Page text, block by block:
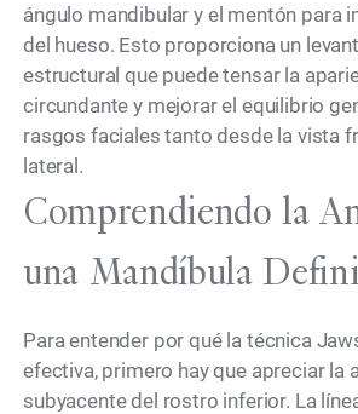
ángulo mandibular y el mentón para
del hueso. Esto proporciona un
estructural que puede tensar la
circundante y mejorar el equilibrio
rasgos faciales tanto desde la vista
lateral.
Comprendiendo la
una Mandíbula
Para entender por qué la técnica
efectiva, primero hay que apreciar la
subyacente del rostro inferior. La